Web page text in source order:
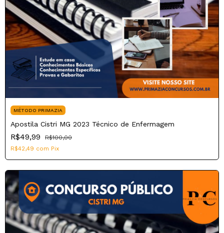
MÉTODO PRIMAZIA
Apostila Cistri MG 2023 Técnico de Enfermagem
R$49,99
R$100,00
R$42,49 com Pix